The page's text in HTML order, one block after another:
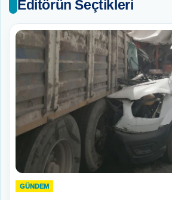
Editörün Seçtikleri
GÜNDEM